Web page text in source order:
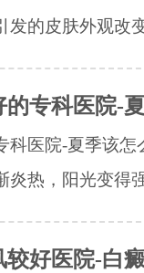
发的皮肤外观改
的专科医院-
科医院-夏季该
炎热，阳光变得
较好医院-白